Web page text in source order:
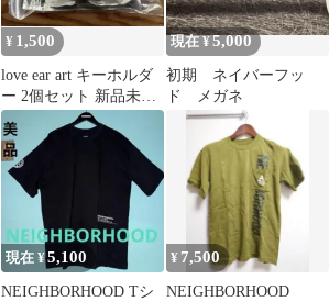
¥ 1,500
love ear art キーホルダ
ー 2個セット 新品未開
封
現在 ¥5,000
初期 ネイバーフッ
ド メガネ
現在 ¥5,100
NEIGHBORHOOD Tシ
¥ 7,500
NEIGHBORHOOD